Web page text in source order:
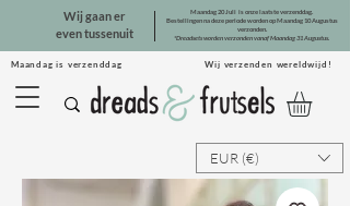
Maandag is verzenddag Wij verzenden wereldwijd!
Wij gaan er
even tussenuit
Maandag 20 Juli is onze laatste verzenddag.
Bestellingen na deze periode worden op Maandag 10 Augustus
verzonden.
*Dreadsets worden verzonden vanaf Maandag 31 Augustus.
EUR (€)